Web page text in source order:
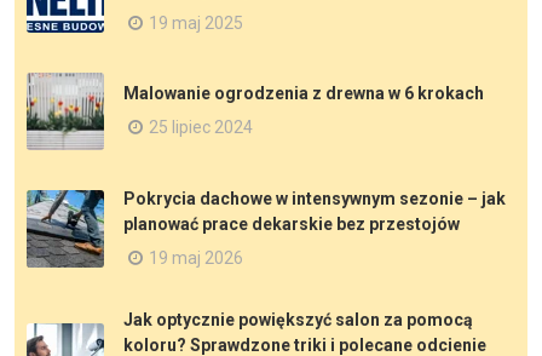
19 maj 2025
Malowanie ogrodzenia z drewna w 6 krokach
25 lipiec 2024
Pokrycia dachowe w intensywnym sezonie – jak
planować prace dekarskie bez przestojów
19 maj 2026
Jak optycznie powiększyć salon za pomocą
koloru? Sprawdzone triki i polecane odcienie